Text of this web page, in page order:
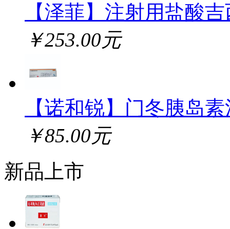
【泽菲】注射用盐酸
￥253.00元
【诺和锐】门冬胰岛
￥85.00元
新品上市